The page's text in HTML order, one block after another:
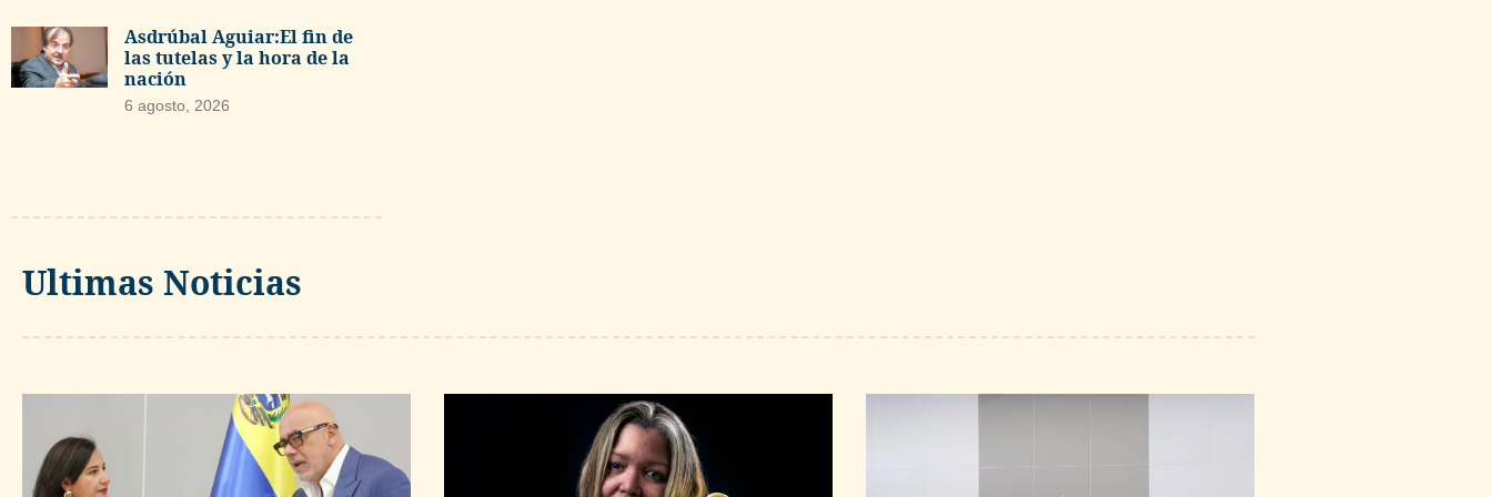
Asdrúbal Aguiar:El fin de
las tutelas y la hora de la
nación
6 agosto, 2026
Ultimas Noticias